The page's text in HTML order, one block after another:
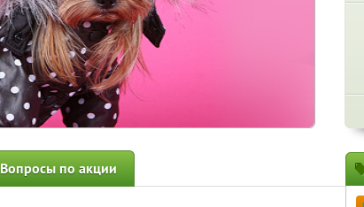
Вопросы по акции